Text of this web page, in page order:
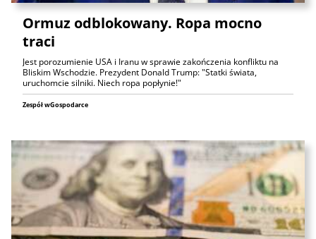
Ormuz odblokowany. Ropa mocno
traci
Jest porozumienie USA i Iranu w sprawie zakończenia konfliktu na
Bliskim Wschodzie. Prezydent Donald Trump: "Statki świata,
uruchomcie silniki. Niech ropa popłynie!"
Zespół wGospodarce